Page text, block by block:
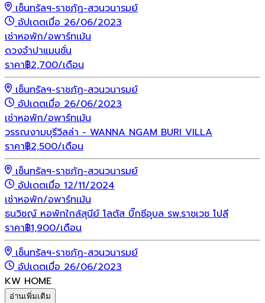
เซ็นทรัลฯ-ราชภัฏ-สวนวนารมย์
อัปเดตเมื่อ 26/06/2023
เช่าหอพัก/อพาร์ทเม้น
ดวงจำปาแมนชั่น
ราคา฿2,700/เดือน
เซ็นทรัลฯ-ราชภัฏ-สวนวนารมย์
อัปเดตเมื่อ 26/06/2023
เช่าหอพัก/อพาร์ทเม้น
วรรณงามบุรีวิลล่า - WANNA NGAM BURI VILLA
ราคา฿2,500/เดือน
เซ็นทรัลฯ-ราชภัฏ-สวนวนารมย์
อัปเดตเมื่อ 12/11/2024
เช่าหอพัก/อพาร์ทเม้น
ธนวิชญ์ หอพักใกล้สุนีย์ โลตัส บิ๊กซีอุบล รพ.ราชเวช โปลี
ราคา฿1,900/เดือน
เซ็นทรัลฯ-ราชภัฏ-สวนวนารมย์
อัปเดตเมื่อ 26/06/2023
KW HOME
อ่านเพิ่มเติม